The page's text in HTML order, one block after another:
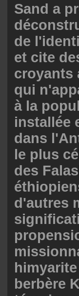
Sand a
de
et cite
croyants
qui
à la
installée
dans
le plus
des
d'autres
berbère